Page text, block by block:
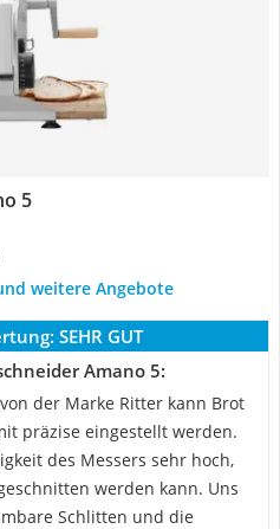
5
weitere Angebote
SEHR GUT
Amano 5:
der Marke Ritter kann Brot
präzise eingestellt werden.
des Messers sehr hoch,
werden kann. Uns
Schlitten und die